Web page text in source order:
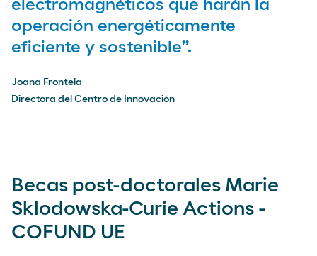
electromagnéticos que harán la
operación energéticamente
eficiente y sostenible”.
Joana Frontela
Directora del Centro de Innovación
Becas post-doctorales Marie
Sklodowska-Curie Actions -
COFUND UE